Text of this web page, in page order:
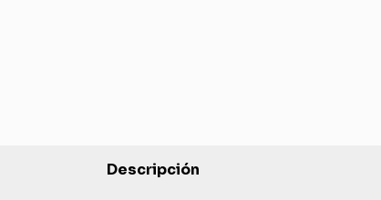
Descripción